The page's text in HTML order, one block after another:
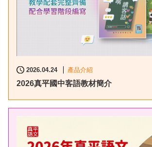
2026.04.24 產品介紹
2026真平國中客語教材簡介